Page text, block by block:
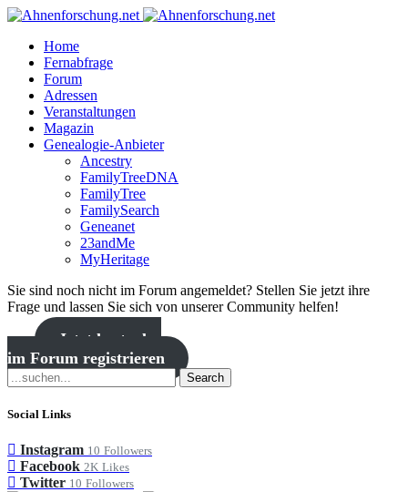
Home
Fernabfrage
Forum
Adressen
Veranstaltungen
Magazin
Genealogie-Anbieter
Ancestry
FamilyTreeDNA
FamilyTree
FamilySearch
Geneanet
23andMe
MyHeritage
Sie sind noch nicht im Forum angemeldet? Stellen Sie jetzt ihre
Frage und lassen Sie sich von unserer Community helfen!
Jetzt kostenlos
im Forum registrieren
Search
Social Links
Instagram 10 Followers
Facebook 2K Likes
Twitter 10 Followers